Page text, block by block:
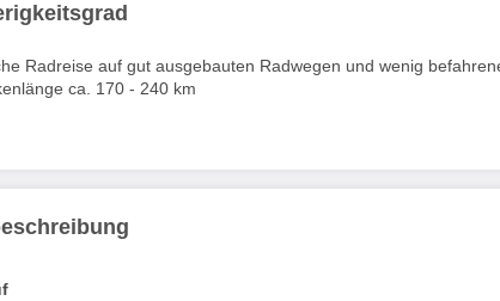
Radreise auf gut ausgebauten Radwegen und wenig
ca. 170 - 240 km